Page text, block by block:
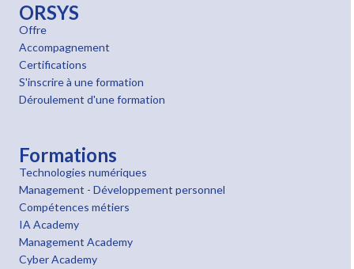
ORSYS
Offre
Accompagnement
Certifications
S'inscrire à une formation
Déroulement d'une formation
Formations
Technologies numériques
Management - Développement personnel
Compétences métiers
IA Academy
Management Academy
Cyber Academy